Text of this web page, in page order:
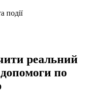
події
реальний
по